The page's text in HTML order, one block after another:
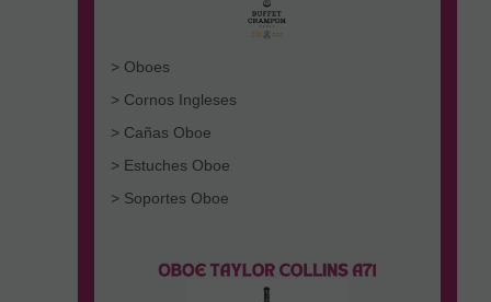
> Oboes
> Cornos Ingleses
> Cañas Oboe
> Estuches Oboe
> Soportes Oboe